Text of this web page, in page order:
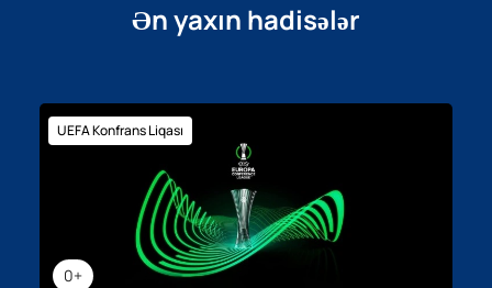
Ən yaxın hadisələr
0+
UEFA Konfrans Liqası